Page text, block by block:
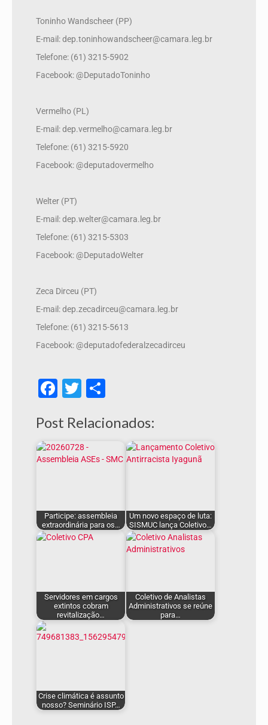
Toninho Wandscheer (PP)
E-mail: dep.toninhowandscheer@camara.leg.br
Telefone: (61) 3215-5902
Facebook: @DeputadoToninho
Vermelho (PL)
E-mail: dep.vermelho@camara.leg.br
Telefone: (61) 3215-5920
Facebook: @deputadovermelho
Welter (PT)
E-mail: dep.welter@camara.leg.br
Telefone: (61) 3215-5303
Facebook: @DeputadoWelter
Zeca Dirceu (PT)
E-mail: dep.zecadirceu@camara.leg.br
Telefone: (61) 3215-5613
Facebook: @deputadofederalzecadirceu
Facebook
Twitter
Post Relacionados:
Participe: assembleia
extraordinária para os…
Um novo espaço de luta:
SISMUC lança Coletivo…
Servidores em cargos
extintos cobram
revitalização…
Coletivo de Analistas
Administrativos se reúne
para…
Crise climática é assunto
nosso? Seminário ISP…